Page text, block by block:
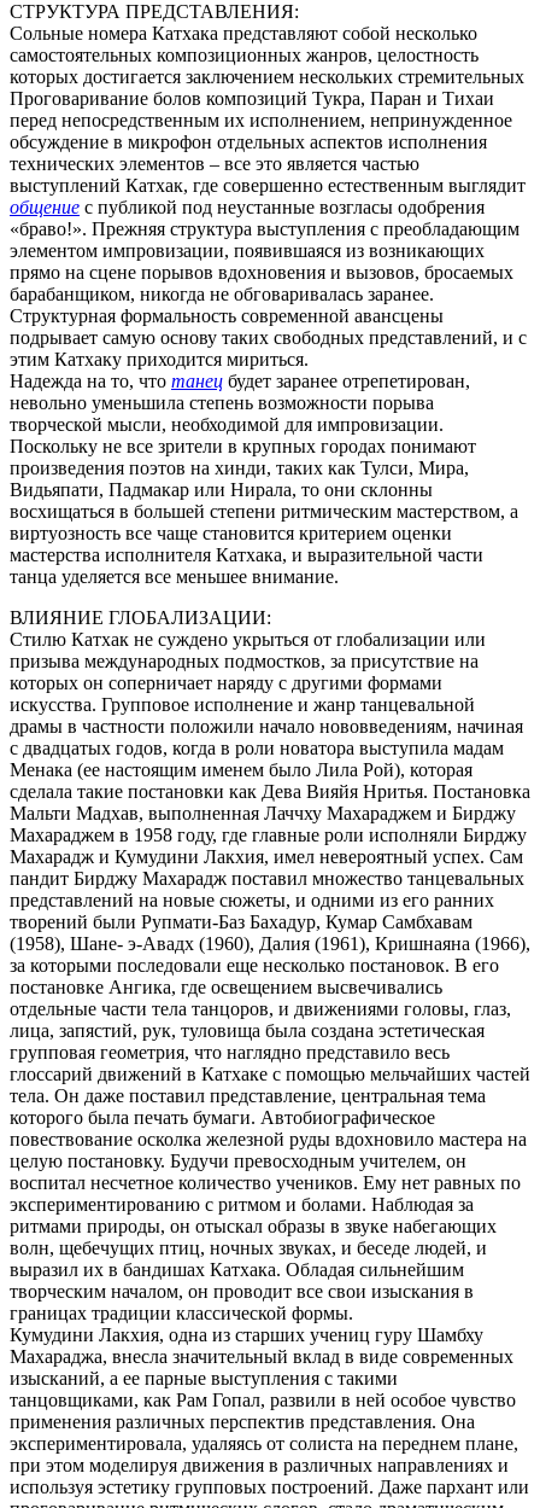
СТРУКТУРА ПРЕДСТАВЛЕНИЯ:
Сольные номера Катхака представляют собой несколько
самостоятельных композиционных жанров, целостность
которых достигается заключением нескольких стремительных
Проговаривание болов композиций Тукра, Паран и Тихаи
перед непосредственным их исполнением, непринужденное
обсуждение в микрофон отдельных аспектов исполнения
технических элементов – все это является частью
выступлений Катхак, где совершенно естественным выглядит
общение с публикой под неустанные возгласы одобрения
«браво!». Прежняя структура выступления с преобладающим
элементом импровизации, появившаяся из возникающих
прямо на сцене порывов вдохновения и вызовов, бросаемых
барабанщиком, никогда не обговаривалась заранее.
Структурная формальность современной авансцены
подрывает самую основу таких свободных представлений, и с
этим Катхаку приходится мириться.
Надежда на то, что танец будет заранее отрепетирован,
невольно уменьшила степень возможности порыва
творческой мысли, необходимой для импровизации.
Поскольку не все зрители в крупных городах понимают
произведения поэтов на хинди, таких как Тулси, Мира,
Видьяпати, Падмакар или Нирала, то они склонны
восхищаться в большей степени ритмическим мастерством, а
виртуозность все чаще становится критерием оценки
мастерства исполнителя Катхака, и выразительной части
танца уделяется все меньшее внимание.
ВЛИЯНИЕ ГЛОБАЛИЗАЦИИ:
Стилю Катхак не суждено укрыться от глобализации или
призыва международных подмостков, за присутствие на
которых он соперничает наряду с другими формами
искусства. Групповое исполнение и жанр танцевальной
драмы в частности положили начало нововведениям, начиная
с двадцатых годов, когда в роли новатора выступила мадам
Менака (ее настоящим именем было Лила Рой), которая
сделала такие постановки как Дева Вияйя Нритья. Постановка
Мальти Мадхав, выполненная Лаччху Махараджем и Бирджу
Махараджем в 1958 году, где главные роли исполняли Бирджу
Махарадж и Кумудини Лакхия, имел невероятный успех. Сам
пандит Бирджу Махарадж поставил множество танцевальных
представлений на новые сюжеты, и одними из его ранних
творений были Рупмати-Баз Бахадур, Кумар Самбхавам
(1958), Шане- э-Авадх (1960), Далия (1961), Кришнаяна (1966),
за которыми последовали еще несколько постановок. В его
постановке Ангика, где освещением высвечивались
отдельные части тела танцоров, и движениями головы, глаз,
лица, запястий, рук, туловища была создана эстетическая
групповая геометрия, что наглядно представило весь
глоссарий движений в Катхаке с помощью мельчайших частей
тела. Он даже поставил представление, центральная тема
которого была печать бумаги. Автобиографическое
повествование осколка железной руды вдохновило мастера на
целую постановку. Будучи превосходным учителем, он
воспитал несчетное количество учеников. Ему нет равных по
экспериментированию с ритмом и болами. Наблюдая за
ритмами природы, он отыскал образы в звуке набегающих
волн, щебечущих птиц, ночных звуках, и беседе людей, и
выразил их в бандишах Катхака. Обладая сильнейшим
творческим началом, он проводит все свои изыскания в
границах традиции классической формы.
Кумудини Лакхия, одна из старших учениц гуру Шамбху
Махараджа, внесла значительный вклад в виде современных
изысканий, а ее парные выступления с такими
танцовщиками, как Рам Гопал, развили в ней особое чувство
применения различных перспектив представления. Она
экспериментировала, удаляясь от солиста на переднем плане,
при этом моделируя движения в различных направлениях и
используя эстетику групповых построений. Даже пархант или